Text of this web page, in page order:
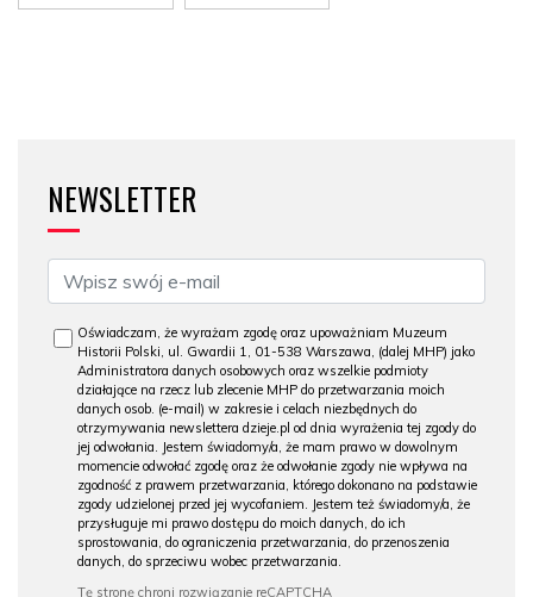
NEWSLETTER
Oświadczam, że wyrażam zgodę oraz upoważniam Muzeum
Historii Polski, ul. Gwardii 1, 01-538 Warszawa, (dalej MHP) jako
Administratora danych osobowych oraz wszelkie podmioty
działające na rzecz lub zlecenie MHP do przetwarzania moich
danych osob. (e-mail) w zakresie i celach niezbędnych do
otrzymywania newslettera dzieje.pl od dnia wyrażenia tej zgody do
jej odwołania. Jestem świadomy/a, że mam prawo w dowolnym
momencie odwołać zgodę oraz że odwołanie zgody nie wpływa na
zgodność z prawem przetwarzania, którego dokonano na podstawie
zgody udzielonej przed jej wycofaniem. Jestem też świadomy/a, że
przysługuje mi prawo dostępu do moich danych, do ich
sprostowania, do ograniczenia przetwarzania, do przenoszenia
danych, do sprzeciwu wobec przetwarzania.